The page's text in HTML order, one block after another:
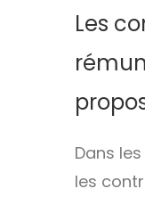
Les
Dans
les